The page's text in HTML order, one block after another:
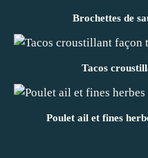
Brochettes de
Tacos
Poulet ail et fines